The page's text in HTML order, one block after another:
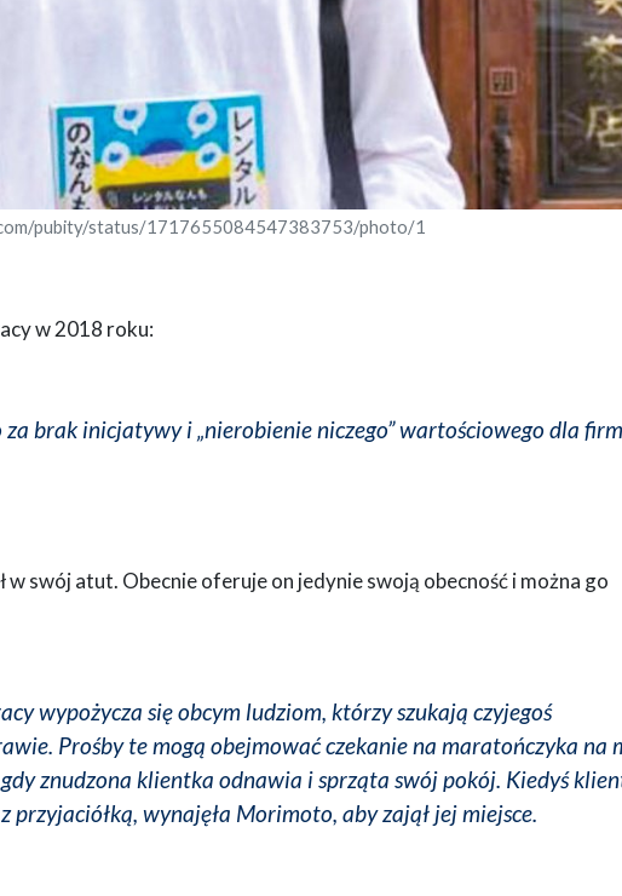
pubity/status/1717655084547383753/photo/1
w 2018 roku:
brak inicjatywy i „nierobienie niczego” wartościowego dla
w swój atut. Obecnie oferuje on jedynie swoją obecność i można go
wypożycza się obcym ludziom, którzy szukają czyjegoś
Prośby te mogą obejmować czekanie na maratończyka na
znudzona klientka odnawia i sprząta swój pokój. Kiedyś
przyjaciółką, wynajęła Morimoto, aby zajął jej miejsce.